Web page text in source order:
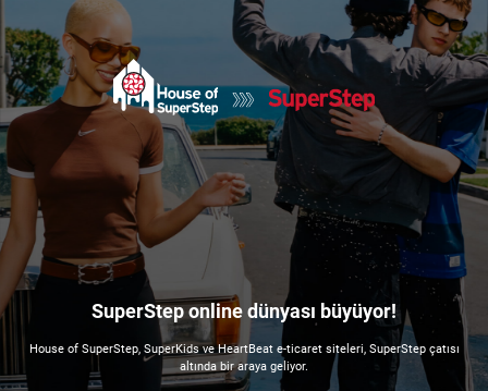
SuperStep online dünyası büyüyor!
House of SuperStep, SuperKids ve HeartBeat e-ticaret siteleri, SuperStep çatısı
altında bir araya geliyor.